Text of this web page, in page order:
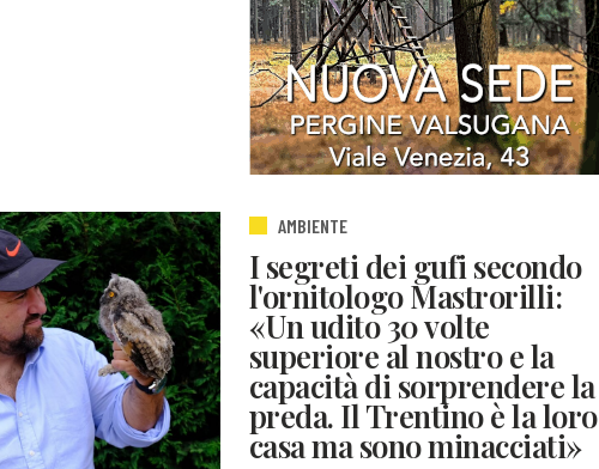
AMBIENTE
I segreti dei gufi secondo
l'ornitologo Mastrorilli:
«Un udito 30 volte
superiore al nostro e la
capacità di sorprendere la
preda. Il Trentino è la loro
casa ma sono minacciati»